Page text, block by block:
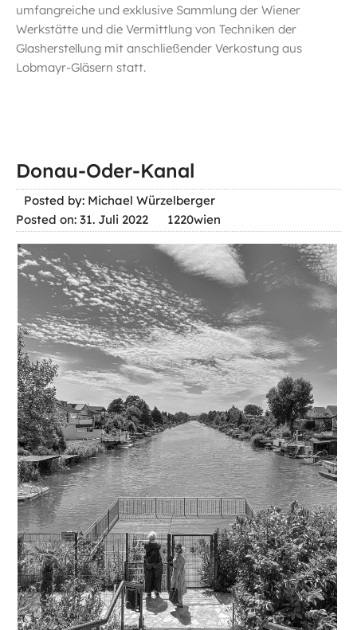
umfangreiche und exklusive Sammlung der Wiener
Werkstätte und die Vermittlung von Techniken der
Glasherstellung mit anschließender Verkostung aus
Lobmayr-Gläsern statt.
Donau-Oder-Kanal
Posted by: Michael Würzelberger
Posted on: 31. Juli 2022
1220wien